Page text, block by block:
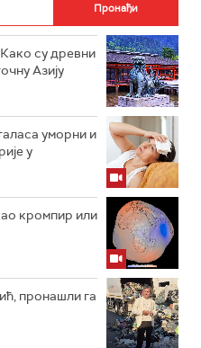
су древни
Азију
уморни и
у
кромпир или
пронашли га